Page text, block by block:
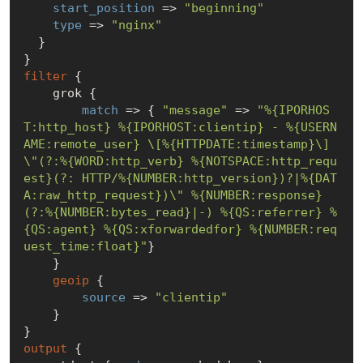
start_position =>
"beginning"
type =>
"nginx"
filter {
match => { "message" =>
"%{IPORHOS
T:http_host} %{IPORHOST:clientip} - %{USERN
AME:remote_user} \[%{HTTPDATE:timestamp}\]
\"(?:%{WORD:http_verb} %{NOTSPACE:http_requ
est}(?: HTTP/%{NUMBER:http_version})?|%{DAT
A:raw_http_request})\" %{NUMBER:response}
(?:%{NUMBER:bytes_read}|-) %{QS:referrer} %
{QS:agent} %{QS:xforwardedfor} %{NUMBER:req
uest_time:float}"}
geoip {
source =>
"clientip"
output {